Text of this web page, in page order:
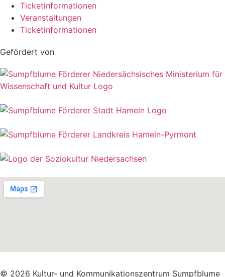
Ticketinformationen
Veranstaltungen
Ticketinformationen
Gefördert von
© 2026 Kultur- und Kommunikationszentrum Sumpfblume